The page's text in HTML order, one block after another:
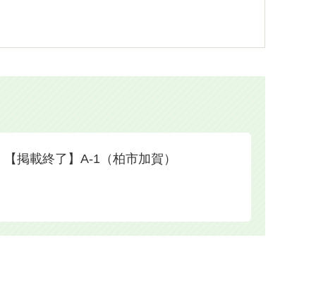
【掲載終了】A-1（柏市加賀）